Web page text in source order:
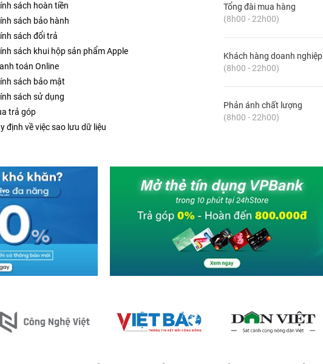
Ty là màn hình 4,7 inch, 1,134x750 của nó. Một lần
ở mức 541.75cd / m2 và màu đen tương đương sâu
93,3% trong gam màu sRGB, nhưng
Ty
sách hoàn tiền
sách bảo hành
sách đổi trả
sách khui hộp sản phẩm Apple
toán Online
sách bảo mật
sách sử dụng
trả góp
định về việc sao lưu dữ liệu
Tổng đài mua hàng
(8h00 - 22h00)
Khách hàng doanh nghiệp
(8h00 - 22h00)
Phản ánh chất lượng
(8h00 - 22h00)